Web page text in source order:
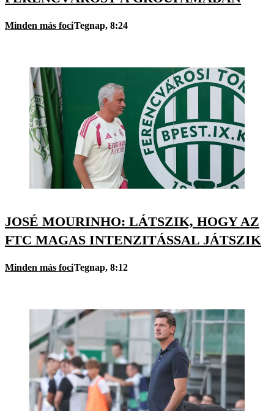
Minden más fociTegnap, 8:24
JOSÉ MOURINHO: LÁTSZIK, HOGY AZ
FTC MAGAS INTENZITÁSSAL JÁTSZIK
Minden más fociTegnap, 8:12